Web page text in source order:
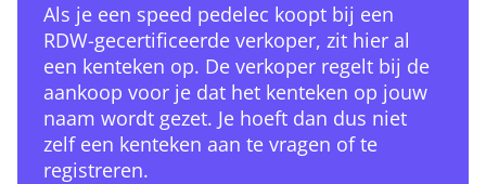
Als je een speed pedelec koopt bij een
RDW-gecertificeerde verkoper, zit hier al
een kenteken op. De verkoper regelt bij de
aankoop voor je dat het kenteken op jouw
naam wordt gezet. Je hoeft dan dus niet
zelf een kenteken aan te vragen of te
registreren.